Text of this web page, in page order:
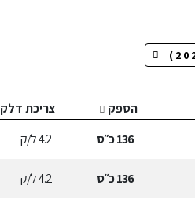
הספק צריכת דלק
136כ״ס 4.2ל/ק
136כ״ס 4.2ל/ק